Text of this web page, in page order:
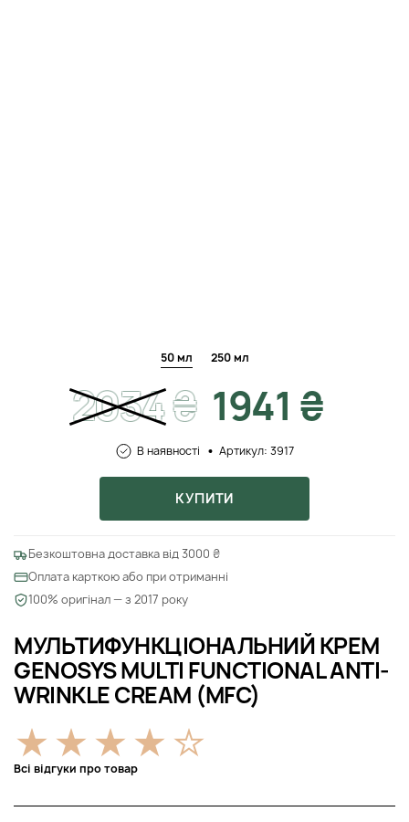
МУЛЬТИФУНКЦІОНАЛЬНИЙ КРЕМ
GENOSYS MULTI FUNCTIONAL ANTI-
WRINKLE CREAM (MFC)
Всі відгуки про товар
50 мл 250 мл
2034₴ 1941 ₴
В наявності Артикул: 3917
КУПИТИ
Безкоштовна доставка від 3000 ₴
Оплата карткою або при отриманні
100% оригінал — з 2017 року